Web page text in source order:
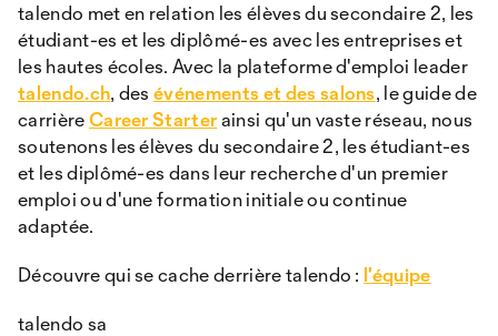
talendo met en relation les élèves du secondaire 2, les
étudiant-es et les diplômé-es avec les entreprises et
les hautes écoles. Avec la plateforme d'emploi leader
talendo.ch, desévénements et des salons, le guide de
carrièreCareer Starterainsi qu'un vaste réseau, nous
soutenons les élèves du secondaire 2, les étudiant-es
et les diplômé-es dans leur recherche d'un premier
emploi ou d'une formation initiale ou continue
adaptée.
Découvre qui se cache derrière talendo : l'équipe
talendo sa